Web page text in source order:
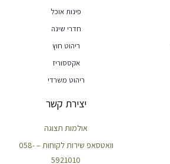
פינות אוכל
חדרי שינה
ריהוט חוץ
אקססוריז
ריהוט משרדי
יצירת קשר
אולמות תצוגה
וואטסאפ שירות לקוחות – 058-
5921010